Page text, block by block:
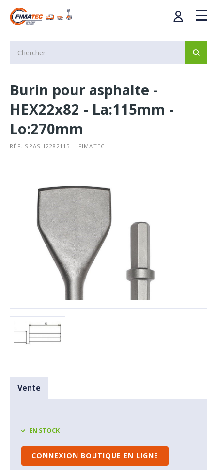
Burin pour asphalte -
HEX22x82 - La:115mm -
Lo:270mm
RÉF. SPASH2282115 | FIMATEC
Vente
EN STOCK
CONNEXION BOUTIQUE EN LIGNE